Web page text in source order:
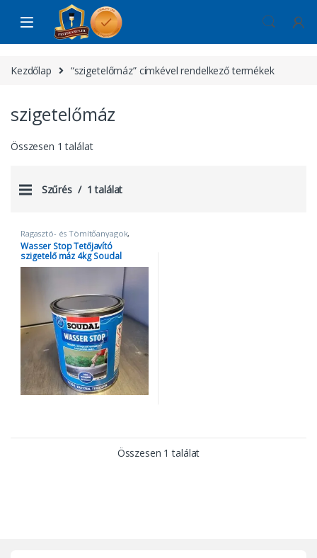
Skip to navigation
Skip to content
Kezdőlap “szigetelőmáz” címkével rendelkező termékek
szigetelőmáz
Összesen 1 találat
Szűrés 1 találat
Ragasztó- és Tömítőanyagok,
Wasser stop
Wasser Stop Tetőjavító
szigetelő máz 4kg Soudal
Összesen 1 találat